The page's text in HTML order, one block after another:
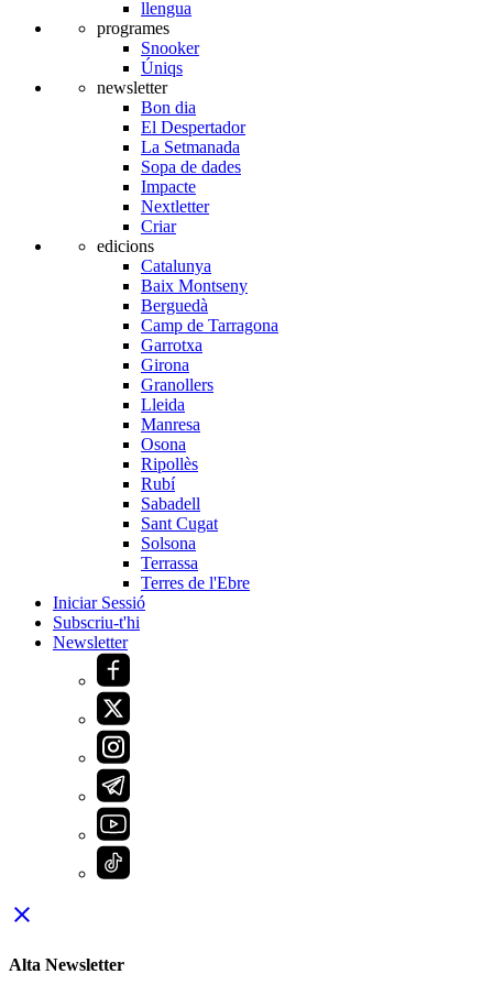
llengua
programes
Snooker
Úniqs
newsletter
Bon dia
El Despertador
La Setmanada
Sopa de dades
Impacte
Nextletter
Criar
edicions
Catalunya
Baix Montseny
Berguedà
Camp de Tarragona
Garrotxa
Girona
Granollers
Lleida
Manresa
Osona
Ripollès
Rubí
Sabadell
Sant Cugat
Solsona
Terrassa
Terres de l'Ebre
Iniciar Sessió
Subscriu-t'hi
Newsletter
close
Alta Newsletter